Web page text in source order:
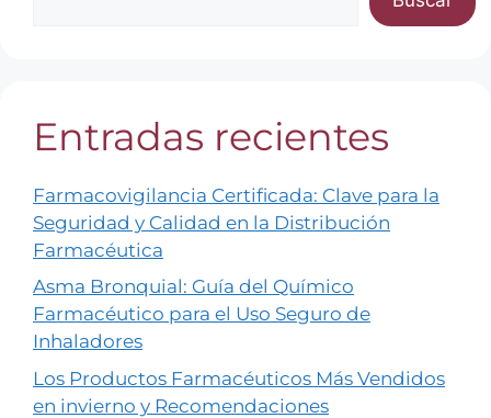
Entradas recientes
Farmacovigilancia Certificada: Clave para la
Seguridad y Calidad en la Distribución
Farmacéutica
Asma Bronquial: Guía del Químico
Farmacéutico para el Uso Seguro de
Inhaladores
Los Productos Farmacéuticos Más Vendidos
en invierno y Recomendaciones